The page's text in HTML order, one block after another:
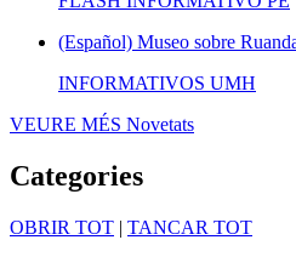
(Español) Museo sobre
INFORMATIVOS UMH
VEURE MÉS Novetats
Categories
OBRIR TOT | TANCAR TOT